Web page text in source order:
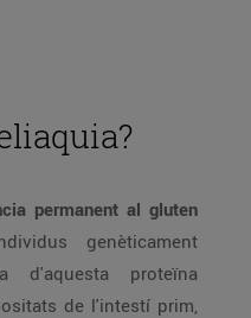
permanent al gluten
genèticament
d'aquesta proteïna
de l'intestí prim,